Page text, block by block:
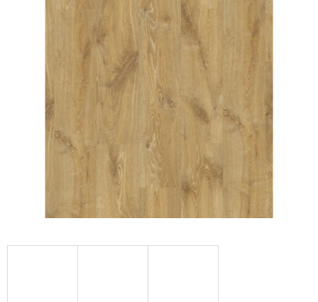
hvězdiček.